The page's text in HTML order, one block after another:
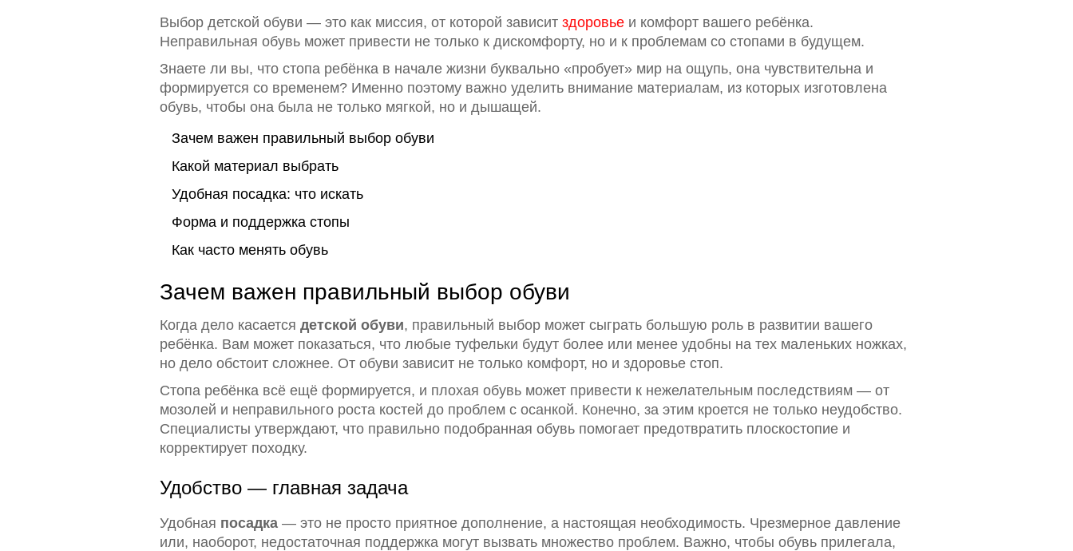
Выбор детской обуви — это как миссия, от которой зависит здоровьеи комфорт вашего ребёнка.
Неправильная обувь может привести не только к дискомфорту, но и к проблемам со стопами в будущем.
Знаете ли вы, что стопа ребёнка в начале жизни буквально «пробует» мир на ощупь, она чувствительна и
формируется со временем? Именно поэтому важно уделить внимание материалам, из которых изготовлена
обувь, чтобы она была не только мягкой, но и дышащей.
Зачем важен правильный выбор обуви
Какой материал выбрать
Удобная посадка: что искать
Форма и поддержка стопы
Как часто менять обувь
Зачем важен правильный выбор обуви
Когда дело касается детской обуви, правильный выбор может сыграть большую роль в развитии вашего
ребёнка. Вам может показаться, что любые туфельки будут более или менее удобны на тех маленьких ножках,
но дело обстоит сложнее. От обуви зависит не только комфорт, но и здоровье стоп.
Стопа ребёнка всё ещё формируется, и плохая обувь может привести к нежелательным последствиям — от
мозолей и неправильного роста костей до проблем с осанкой. Конечно, за этим кроется не только неудобство.
Специалисты утверждают, что правильно подобранная обувь помогает предотвратить плоскостопие и
корректирует походку.
Удобство — главная задача
Удобная посадка— это не просто приятное дополнение, а настоящая необходимость. Чрезмерное давление
или, наоборот, недостаточная поддержка могут вызвать множество проблем. Важно, чтобы обувь прилегала,